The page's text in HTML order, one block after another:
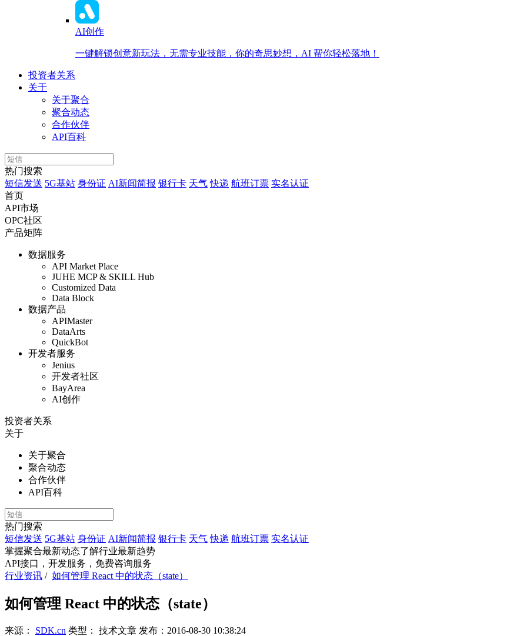
AI创作
一键解锁创意新玩法，无需专业技能，你的奇思妙想，AI 帮你轻松落地！
投资者关系
关于
关于聚合
聚合动态
合作伙伴
API百科
热门搜索
短信发送 5G基站 身份证 AI新闻简报 银行卡 天气 快递 航班订票 实名认证
首页
API市场
OPC社区
产品矩阵
数据服务
API Market Place
JUHE MCP & SKILL Hub
Customized Data
Data Block
数据产品
APIMaster
DataArts
QuickBot
开发者服务
Jenius
开发者社区
BayArea
AI创作
投资者关系
关于
关于聚合
聚合动态
合作伙伴
API百科
热门搜索
短信发送 5G基站 身份证 AI新闻简报 银行卡 天气 快递 航班订票 实名认证
掌握聚合最新动态了解行业最新趋势
API接口，开发服务，免费咨询服务
行业资讯 / 如何管理 React 中的状态（state）
如何管理 React 中的状态（state）
来源： SDK.cn 类型： 技术文章 发布： 2016-08-30 10:38:24